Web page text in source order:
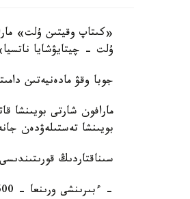
«كىتاپ وقيتىن ۇلت»
ۇلت - چيتايۋشايا
جوبا وقۋ مادەنيەتىن
بويىنشا تەستىلەۋدەن
سىناقتاردىڭ